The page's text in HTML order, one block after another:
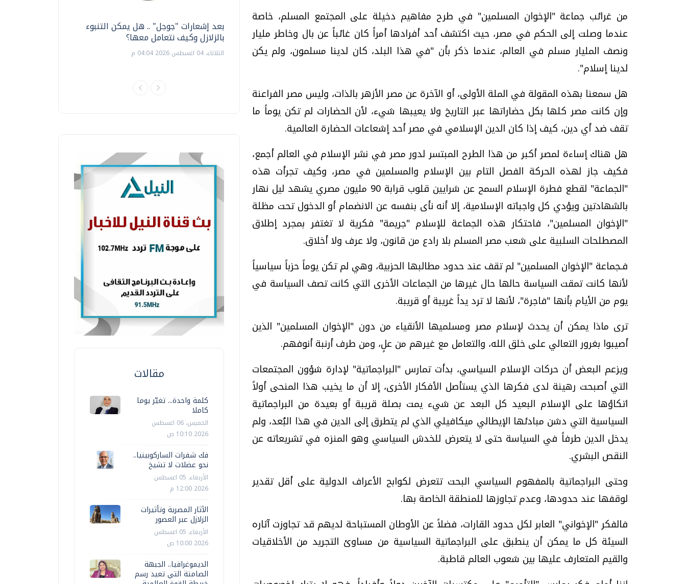
من غرائب جماعة "الإخوان المسلمين" في طرح مفاهيم دخيلة على المجتمع المسلم، خاصة
عندما وصلت إلى الحكم في مصر، حيث اكتشف أحد أفرادها أمراً كان غائباً عن بال وخاطر مليار
ونصف المليار مسلم في العالم، عندما ذكر بأن "في هذا البلد، كان لدينا مسلمون، ولم يكن
لدينا إسلام".
هل سمعنا بهذه المقولة في الملة الأولى، أو الآخرة عن مصر الأزهر بالذات، وليس مصر الفراعنة
وإن كانت مصر كلها بكل حضاراتها عبر التاريخ ولا يعيبها شيء، لأن الحضارات لم تكن يوماً ما
تقف ضد أي دين، كيف إذا كان الدين الإسلامي في مصر أحد إشعاعات الحضارة العالمية.
هل هناك إساءة لمصر أكبر من هذا الطرح المبتسر لدور مصر في نشر الإسلام في العالم أجمع،
فكيف جاز لهذه الحركة الفصل التام بين الإسلام والمسلمين في مصر، وكيف تجرأت هذه
"الجماعة" لقطع فطرة الإسلام السمح عن شرايين قلوب قرابة 90 مليون مصري يشهد ليل نهار
بالشهادتين ويؤدي كل واجباته الإسلامية، إلا أنه نأى بنفسه عن الانضمام أو الدخول تحت مظلة
"الإخوان المسلمين"، فاحتكار هذه الجماعة للإسلام "جريمة" فكرية لا تغتفر بمجرد إطلاق
المصطلحات السلبية على شعب مصر المسلم بلا رادع من قانون، ولا عرف ولا أخلاق.
فـجماعة "الإخوان المسلمين" لم تقف عند حدود مطالبها الحزبية، وهي لم تكن يوماً حزباً سياسياً
لأنها كانت تمقت السياسة حالها حال غيرها من الجماعات الأخرى التي كانت تصف السياسة في
يوم من الأيام بأنها "فاجرة"، لأنها لا ترد يداً غريبة أو قريبة.
ترى ماذا يمكن أن يحدث لإسلام مصر ومسلميها الأنقياء من دون "الإخوان المسلمين" الذين
أصيبوا بغرور التعالي على خلق الله، والتعامل مع غيرهم من علٍ، ومن طرف أرنبة أنوفهم.
ويزعم البعض أن حركات الإسلام السياسي، بدأت تمارس "البراجماتية" لإدارة شؤون المجتمعات
التي أصبحت رهينة لدى فكرها الذي يستأصل الأفكار الأخرى، إلا أن ما يخيب هذا المنحى أولاً
اتكاؤها على الإسلام البعيد كل البعد عن شيء يمت بصلة قريبة أو بعيدة من البراجماتية
السياسية التي دشن مبادئها الإيطالي ميكافيلي الذي لم يتطرق إلى الدين في هذا البُعد، ولم
يدخل الدين طرفاً في السياسة حتى لا يتعرض للخدش السياسي وهو المنزه في تشريعاته عن
النقص البشري.
وحتى البراجماتية بالمفهوم السياسي البحت تتعرض لكوابح الأعراف الدولية على أقل تقدير
لوقفها عند حدودها، وعدم تجاوزها للمنطقة الخاصة بها.
فالفكر "الإخواني" العابر لكل حدود القارات، فضلاً عن الأوطان المستباحة لديهم قد تجاوزت آثاره
السيئة كل ما يمكن أن ينطبق على البراجماتية السياسية من مساوئ التجريد من الأخلاقيات
والقيم المتعارف عليها بين شعوب العالم قاطبة.
بعد إشعارات "جوجل" .. هل يمكن التنبوء
بالزلازل وكيف نتعامل معها؟
الثلاثاء، 04 اغسطس 2026 04:04 م
دليلك للتنسيق الجامعي .. تساؤلات
وإجابات
السبت، 01 اغسطس 2026 10:25 ص
فيديو.. الإعلام الرقمي.. تقنيات واعدة
وتحديات هائلة
الخميس، 30 يوليو 2026 01:09 م
موجات الطقس الساخنة.. لماذا تحدث وكيف
مقالات
كلمة واحدة... تغيّر يوما
كاملا
الخميس، 06 اغسطس
2026 10:10 ص
فك شفرات الساركوبينيا..
نحو عضلات لا تشيخ
الأربعاء، 05 اغسطس
2026 12:00 م
الآثار المصرية وتأثيرات
الزلازل عبر العصور
الأربعاء، 05 اغسطس
2026 10:00 ص
الديموغرافيا.. الجبهة
الصامتة التي تعيد رسم